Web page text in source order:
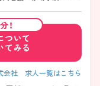
育面ではレクチャーや
が高く訪問看護未経験
ましては応相談となっ
をお話しいたしますの
！
ついて
てみる
会社 求人一覧はこちら